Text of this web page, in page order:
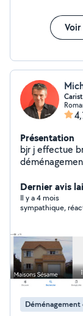
Présentation
bjr j effectue bricolage en tout genre, espace vert,
ponctuelle et
Dernier avis
Il y a 4 mois
sympathique,